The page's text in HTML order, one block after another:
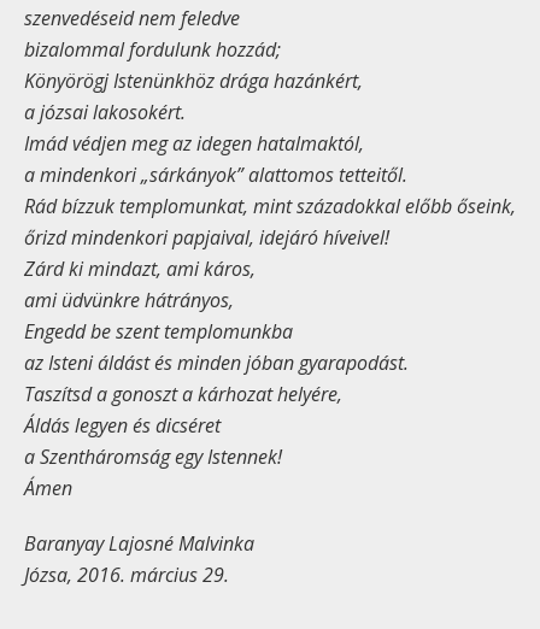
szenvedéseid nem feledve
bizalommal fordulunk hozzád;
Könyörögj Istenünkhöz drága hazánkért,
a józsai lakosokért.
Imád védjen meg az idegen hatalmaktól,
a mindenkori „sárkányok” alattomos tetteitől.
Rád bízzuk templomunkat, mint századokkal előbb őseink,
őrizd mindenkori papjaival, idejáró híveivel!
Zárd ki mindazt, ami káros,
ami üdvünkre hátrányos,
Engedd be szent templomunkba
az Isteni áldást és minden jóban gyarapodást.
Taszítsd a gonoszt a kárhozat helyére,
Áldás legyen és dicséret
a Szentháromság egy Istennek!
Ámen
Baranyay Lajosné Malvinka
Józsa, 2016. március 29.